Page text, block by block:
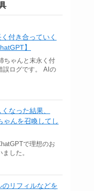
付き合っていく
】
ちゃんと末永く付
誤ログです。 AIの
なった結果、
ゃんを召喚してし
で理想のお
した。
のリフィルなどを